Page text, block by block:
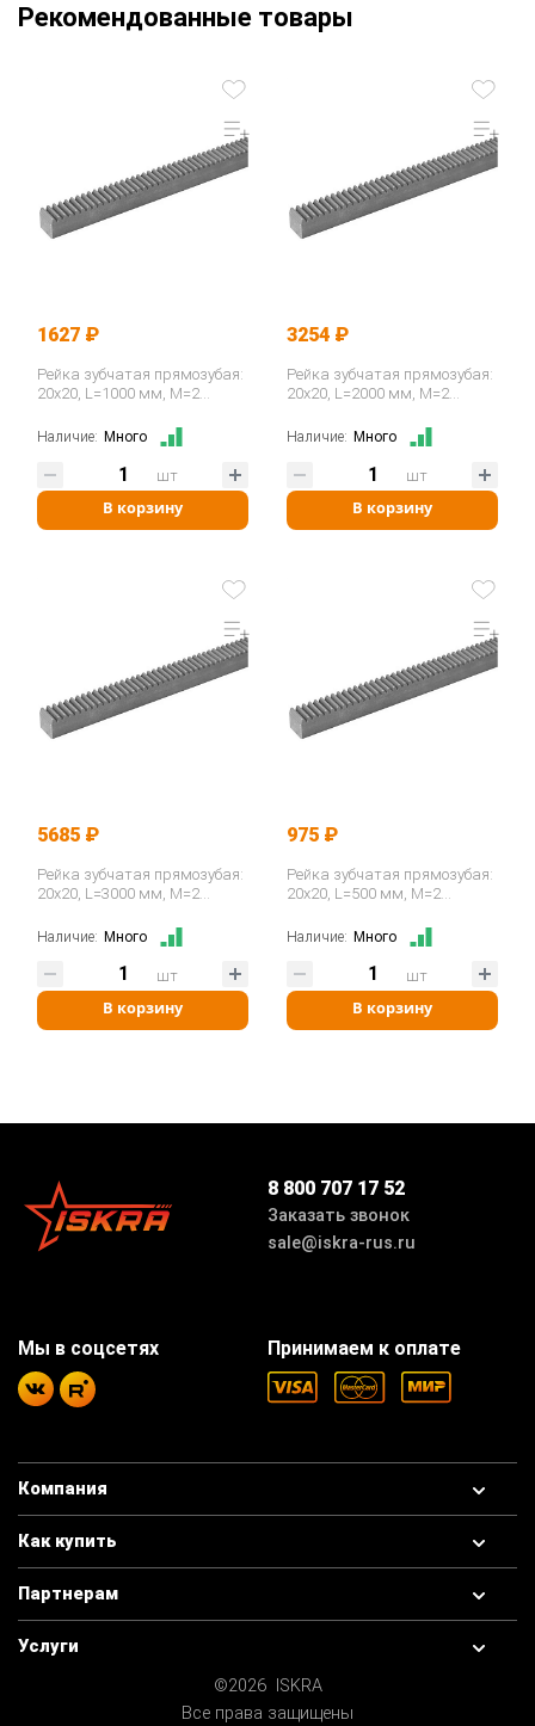
Рекомендованные товары
1627 ₽
Рейка зубчатая прямозубая:
20x20, L=1000 мм, M=2
Наличие: Много
В корзину
шт
3254 ₽
Рейка зубчатая прямозубая:
20x20, L=2000 мм, M=2
Наличие: Много
В корзину
шт
5685 ₽
Рейка зубчатая прямозубая:
20x20, L=3000 мм, M=2
Наличие: Много
В корзину
шт
975 ₽
Рейка зубчатая прямозубая:
20x20, L=500 мм, M=2
Наличие: Много
В корзину
шт
8 800 707 17 52
Заказать звонок
sale@iskra-rus.ru
Компания
Как купить
Партнерам
Услуги
©2026 ISKRA
Все права защищены
Принимаем к оплате
Мы в соцсетях